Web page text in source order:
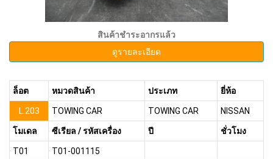
สินค้าชำระอากรแล้ว
ดูรายละเอียด
ล็อต หมวดสินค้า ประเภท ยี่ห้อ
L.203 TOWING CAR TOWING CAR NISSAN
โมเดล ซีเรียล / รหัสเครื่อง ปี ชั่วโมง
T01 T01-001115